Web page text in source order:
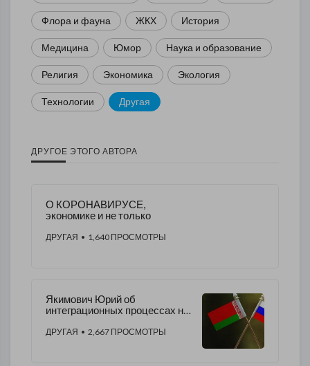
Флора и фауна ЖКХ История
Медицина Юмор Наука и образование
Религия Экономика Экология
Технологии Другая
ДРУГОЕ ЭТОГО АВТОРА
О КОРОНАВИРУСЕ,
экономике и не только
ДРУГАЯ • 1,640 ПРОСМОТРЫ
Якимович Юрий об
интеграционных процессах на
ДРУГАЯ • 2,667 ПРОСМОТРЫ